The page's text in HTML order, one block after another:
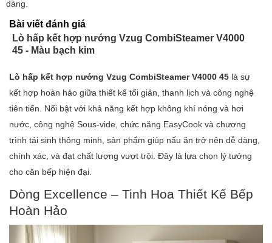
Quy định về nguồn sáng: KHÔNG
Lớp hiệu quả năng lượng: A++
không khí nóng: 0,46 kWh
Loại kết nối (1): 380-415 V 2N~
Loại kết nối (2): 220-240V~
Tần số (1): 50Hz
Tần số (2): 50Hz
Tải kết nối (1): 4,1kW
Tải kết nối (2): 3,7kW
Bảo vệ cầu chì (1): 10 giờ sáng
Cáp kết nối: 1,8 phút
dàng.
Bài viết đánh giá
Lò hấp kết hợp nướng Vzug CombiSteamer V4000
45 - Màu bạch kim
Lò hấp kết hợp nướng Vzug CombiSteamer V4000 45 là sự
kết hợp hoàn hảo giữa thiết kế tối giản, thanh lịch và công nghệ
tiên tiến. Nổi bật với khả năng kết hợp không khí nóng và hơi
nước, công nghệ Sous-vide, chức năng EasyCook và chương
trình tái sinh thông minh, sản phẩm giúp nấu ăn trở nên dễ dàng,
chính xác, và đạt chất lượng vượt trội. Đây là lựa chọn lý tưởng
cho căn bếp hiện đại.
Dòng Excellence – Tinh Hoa Thiết Kế Bếp
Hoàn Hảo